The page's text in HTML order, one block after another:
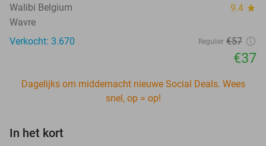
Walibi Belgium 9.4 star
Wavre
Verkocht: 3.670
Regulier €57
€37
Dagelijks om middernacht nieuwe Social Deals. Wees
snel, op = op!
In het kort